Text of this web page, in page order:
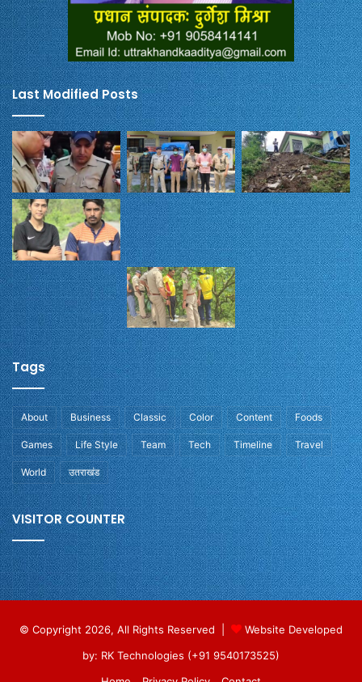
Last Modified Posts
Tags
About Business Classic Color Content Foods
Games Life Style Team Tech Timeline Travel
World उतराखंड
VISITOR COUNTER
© Copyright 2026, All Rights Reserved |
Website Developed
by: RK Technologies (+91 9540173525)